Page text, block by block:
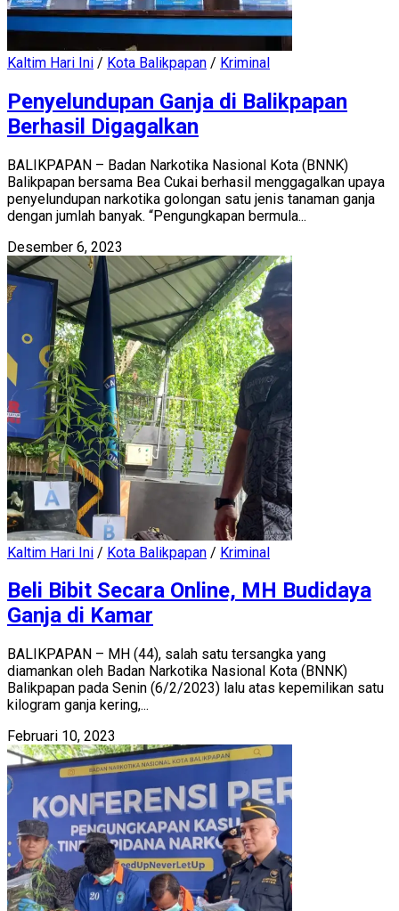
Kaltim Hari Ini / Kota Balikpapan / Kriminal
Penyelundupan Ganja di Balikpapan
Berhasil Digagalkan
BALIKPAPAN – Badan Narkotika Nasional Kota (BNNK)
Balikpapan bersama Bea Cukai berhasil menggagalkan upaya
penyelundupan narkotika golongan satu jenis tanaman ganja
dengan jumlah banyak. “Pengungkapan bermula...
Desember 6, 2023
Kaltim Hari Ini / Kota Balikpapan / Kriminal
Beli Bibit Secara Online, MH Budidaya
Ganja di Kamar
BALIKPAPAN – MH (44), salah satu tersangka yang
diamankan oleh Badan Narkotika Nasional Kota (BNNK)
Balikpapan pada Senin (6/2/2023) lalu atas kepemilikan satu
kilogram ganja kering,...
Februari 10, 2023